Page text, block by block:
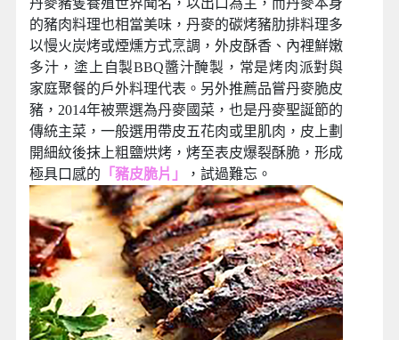
☆腓特烈堡─ 丹麥皇室行宮，建築外觀採用文藝
復興式建造，內部房間裝潢奢華典雅，見證了丹麥
皇室風光強盛的歷史榮耀光景。